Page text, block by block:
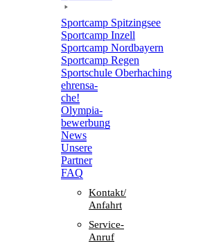
Sport­camp Spitzingsee
Sport­camp Inzell
Sport­camp Nordbayern
Sport­camp Regen
Sport­schule Oberhaching
ehren­sa­
che!
Olym­pia­
be­wer­bung
News
Unsere
Part­ner
FAQ
Kontakt/​​
Anfahrt
Service-
Anruf